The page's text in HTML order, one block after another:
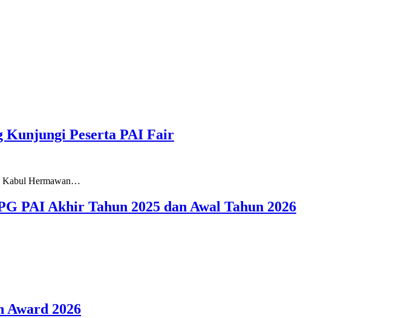
Kunjungi Peserta PAI Fair
Kabul Hermawan…
PAI Akhir Tahun 2025 dan Awal Tahun 2026
Award 2026